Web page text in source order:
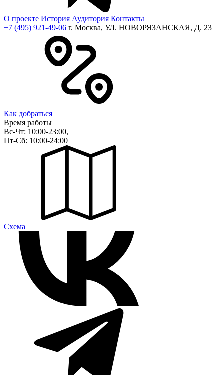
О проекте История Аудитория Контакты
+7 (495) 921-49-06 г. Москва, УЛ. НОВОРЯЗАНСКАЯ, Д. 23
Как добраться
Время работы
Вс-Чт: 10:00-23:00,
Пт-Сб: 10:00-24:00
Cхема